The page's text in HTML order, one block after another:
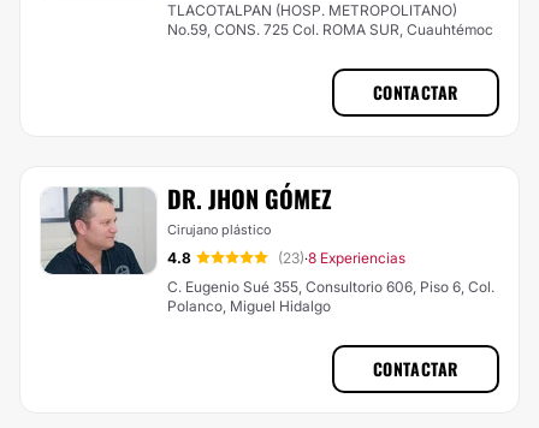
TLACOTALPAN (HOSP. METROPOLITANO)
No.59, CONS. 725 Col. ROMA SUR, Cuauhtémoc
CONTACTAR
DR. JHON GÓMEZ
Cirujano plástico
4.8 (23)·8 Experiencias
C. Eugenio Sué 355, Consultorio 606, Piso 6, Col.
Polanco, Miguel Hidalgo
CONTACTAR